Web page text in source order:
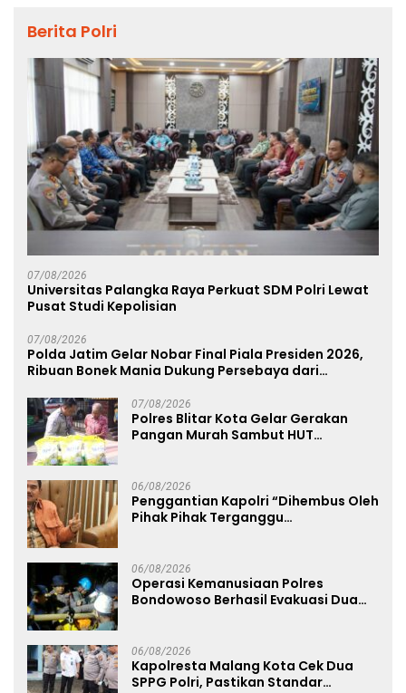
Berita Polri
07/08/2026
Universitas Palangka Raya Perkuat SDM Polri Lewat
Pusat Studi Kepolisian
07/08/2026
Polda Jatim Gelar Nobar Final Piala Presiden 2026,
Ribuan Bonek Mania Dukung Persebaya dari
07/08/2026
Polres Blitar Kota Gelar Gerakan
Pangan Murah Sambut HUT
06/08/2026
Penggantian Kapolri “Dihembus Oleh
Pihak Pihak Terganggu
06/08/2026
Operasi Kemanusiaan Polres
Bondowoso Berhasil Evakuasi Dua
06/08/2026
Kapolresta Malang Kota Cek Dua
SPPG Polri, Pastikan Standar